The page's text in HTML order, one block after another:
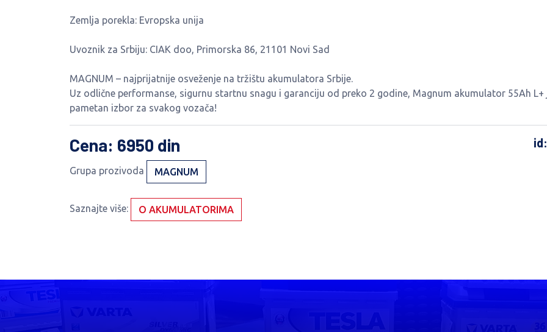
Zemlja porekla: Evropska unija
Uvoznik za Srbiju: CIAK doo, Primorska 86, 21101 Novi Sad
MAGNUM – najprijatnije osveženje na tržištu akumulatora Srbije.
Uz odlične performanse, sigurnu startnu snagu i garanciju od preko 2 godine, Magnum akumulator 55Ah L+
pametan izbor za svakog vozača!
Cena: 6950 din
Grupa prozivoda MAGNUM
Saznajte više: O AKUMULATORIMA